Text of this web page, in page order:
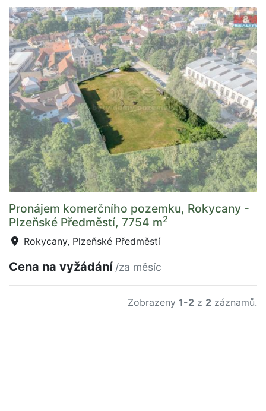
Pronájem komerčního pozemku, Rokycany -
Plzeňské Předměstí, 7754 m2
Rokycany, Plzeňské Předměstí
Cena na vyžádání /za měsíc
Zobrazeny 1-2 z 2 záznamů.